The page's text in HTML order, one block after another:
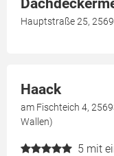
Hauptstraße 25,
Haack
am Fischteich 4,
Wallen)
5 mit